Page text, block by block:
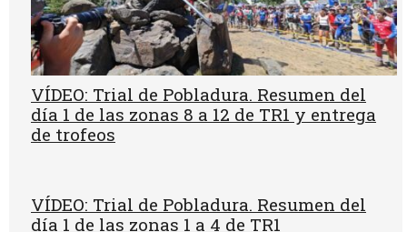
VÍDEO: Trial de Pobladura. Resumen del
día 1 de las zonas 8 a 12 de TR1 y entrega
de trofeos
VÍDEO: Trial de Pobladura. Resumen del
día 1 de las zonas 1 a 4 de TR1